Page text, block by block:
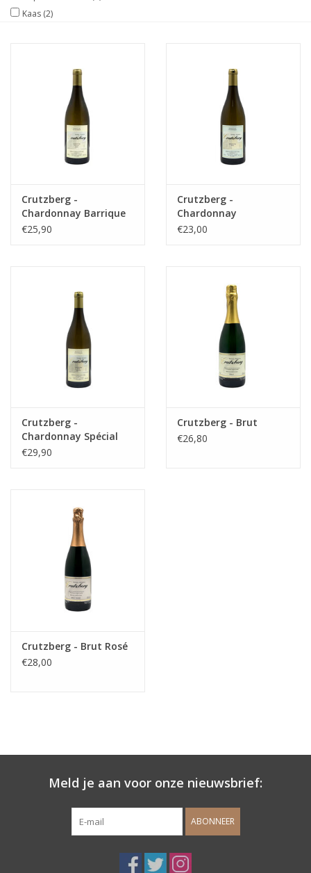
Kaas (2)
Crutzberg -
Chardonnay Barrique
€25,90
Crutzberg -
Chardonnay
€23,00
Crutzberg -
Chardonnay Spécial
€29,90
Crutzberg - Brut
€26,80
Crutzberg - Brut Rosé
€28,00
Meld je aan voor onze nieuwsbrief:
ABONNEER